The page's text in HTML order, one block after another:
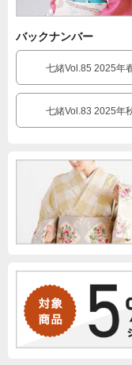
バックナンバー
七緒Vol.85 2025年
七緒Vol.83 2025年